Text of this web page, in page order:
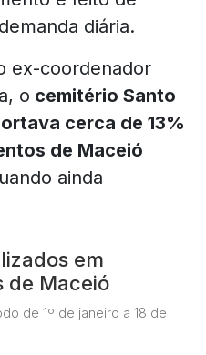
diária.
ex-coordenador
o cemitério Santo
cerca de 13%
de Maceió
ainda
em
de Maceió
de 1º de janeiro a 18 de